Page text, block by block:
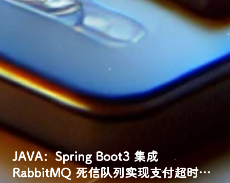
JAVA：Spring Boot3 集成
RabbitMQ 死信队列实现支付超时场